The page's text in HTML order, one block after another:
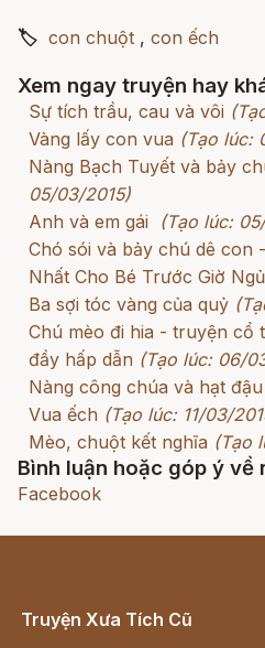
🏷 con chuột , con ếch
Xem ngay truyện hay
Sự tích trầu, cau và vôi
Vàng lấy con vua (Tạo lúc:
Nàng Bạch Tuyết và bảy
05/03/2015)
Anh và em gái
(Tạo lúc:
Chó sói và bảy chú dê con
Nhất Cho Bé Trước Giờ Ngủ
Ba sợi tóc vàng của quỷ
Chú mèo đi hia - truyện cổ
đầy hấp dẫn (Tạo lúc: 06/
Nàng công chúa và hạt đậu
Vua ếch (Tạo lúc: 11/03/
Mèo, chuột kết nghĩa (Tạo
Bình luận hoặc góp ý về
Facebook
Truyện Xưa Tích Cũ